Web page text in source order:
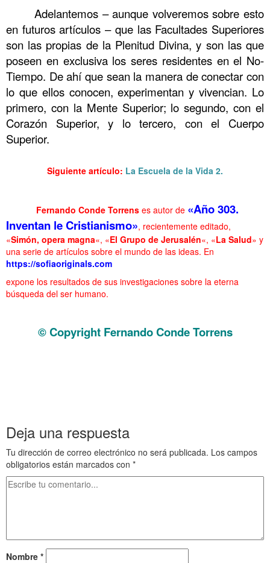
Adelantemos – aunque volveremos sobre esto
en futuros artículos – que las Facultades Superiores
son las propias de la Plenitud Divina, y son las que
poseen en exclusiva los seres residentes en el No-
Tiempo. De ahí que sean la manera de conectar con
lo que ellos conocen, experimentan y vivencian. Lo
primero, con la Mente Superior; lo segundo, con el
Corazón Superior, y lo tercero, con el Cuerpo
Superior.
Siguiente artículo: La Escuela de la Vida 2.
Fernando Conde Torrens es autor de «Año 303.
Inventan le Cristianismo», recientemente editado,
«Simón, opera magna«, «El Grupo de Jerusalén«, «La Salud» y
una serie de artículos sobre el mundo de las ideas. En
https://sofiaoriginals.com
expone los resultados de sus investigaciones sobre la eterna
búsqueda del ser humano.
© Copyright Fernando Conde Torrens
Deja una respuesta
Tu dirección de correo electrónico no será publicada. Los campos
obligatorios están marcados con *
Nombre *